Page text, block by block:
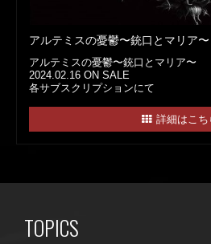
アルテミスの憂鬱〜銃口とマリア〜
アルテミスの憂鬱〜銃口とマリア〜
2024.02.16 ON SALE
各サブスクリプションにて
詳細はこち
TOPICS